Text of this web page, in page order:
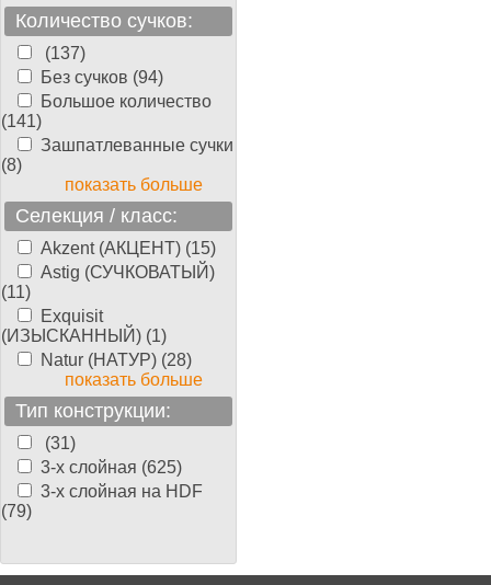
Количество сучков:
(137)
Без сучков (94)
Большое количество
(141)
Зашпатлеванные сучки
(8)
показать больше
Селекция / класс:
Akzent (АКЦЕНТ) (15)
Astig (СУЧКОВАТЫЙ)
(11)
Exquisit
(ИЗЫСКАННЫЙ) (1)
Natur (НАТУР) (28)
показать больше
Тип конструкции:
(31)
3-х слойная (625)
3-х слойная на HDF
(79)